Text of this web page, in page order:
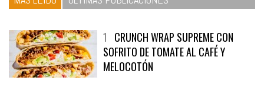
1 CRUNCH WRAP SUPREME CON
SOFRITO DE TOMATE AL CAFÉ Y
MELOCOTÓN